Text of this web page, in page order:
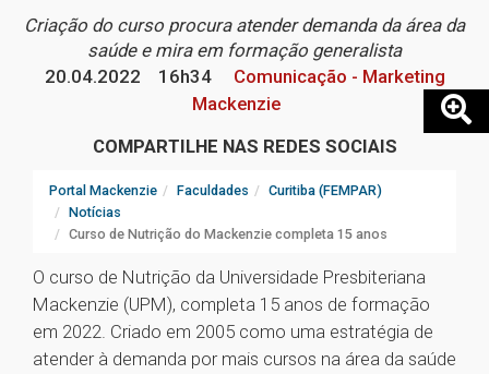
Criação do curso procura atender demanda da área da
saúde e mira em formação generalista
20.04.2022
16h34
Comunicação - Marketing
Mackenzie
COMPARTILHE NAS REDES SOCIAIS
Portal Mackenzie Faculdades
Curitiba (FEMPAR)
Notícias
Curso de Nutrição do Mackenzie completa 15 anos
O curso de Nutrição da Universidade Presbiteriana
Mackenzie (UPM), completa 15 anos de formação
em 2022. Criado em 2005 como uma estratégia de
atender à demanda por mais cursos na área da saúde